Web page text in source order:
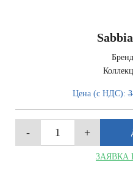
Цена (с НДС):
ЗАЯВКА